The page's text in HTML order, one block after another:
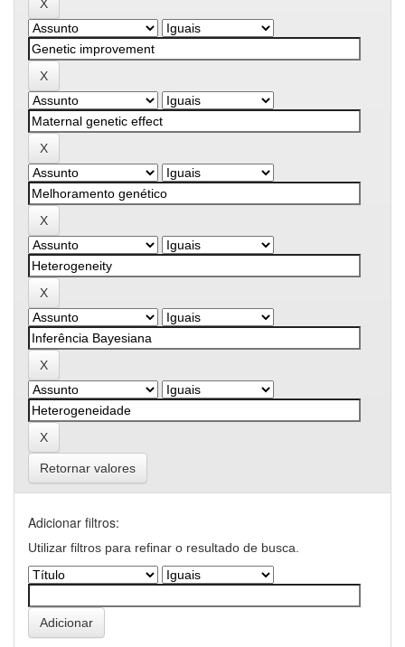
Retornar valores
Adicionar filtros:
Utilizar filtros para refinar o resultado de busca.